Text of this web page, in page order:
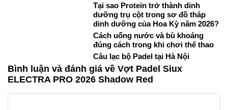
Tại sao Protein trở thành dinh
dưỡng trụ cột trong sơ đồ tháp
dinh dưỡng của Hoa Kỳ năm 2026?
Cách uống nước và bù khoáng
đúng cách trong khi chơi thể thao
Câu lạc bộ Padel tại Hà Nội
Bình luận và đánh giá về Vợt Padel Siux
ELECTRA PRO 2026 Shadow Red